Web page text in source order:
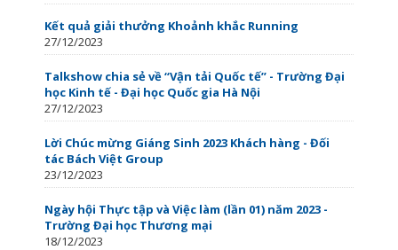
Kết quả giải thưởng Khoảnh khắc Running
27/12/2023
Talkshow chia sẻ về “Vận tải Quốc tế” - Trường Đại
học Kinh tế - Đại học Quốc gia Hà Nội
27/12/2023
Lời Chúc mừng Giáng Sinh 2023 Khách hàng - Đối
tác Bách Việt Group
23/12/2023
Ngày hội Thực tập và Việc làm (lần 01) năm 2023 -
Trường Đại học Thương mại
18/12/2023